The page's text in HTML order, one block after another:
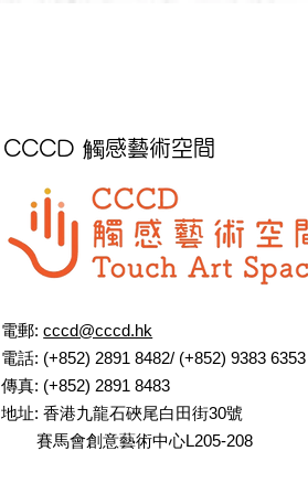
CCCD 觸感藝術空間
電郵:cccd@cccd.hk
電話: (+852) 2891 8482/ (+852) 9383 6353
傳真: (+852) 2891 8483
地址: 香港九龍石硤尾白田街30號
賽馬會創意藝術中心L205-208